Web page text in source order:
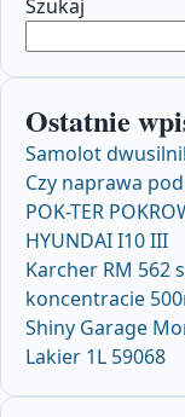
Szukaj
Ostatnie
Samolot
Czy naprawa
POK-TER
HYUNDAI I10 III
Karcher RM 562
koncentracie
Shiny Garage
Lakier 1L 59068